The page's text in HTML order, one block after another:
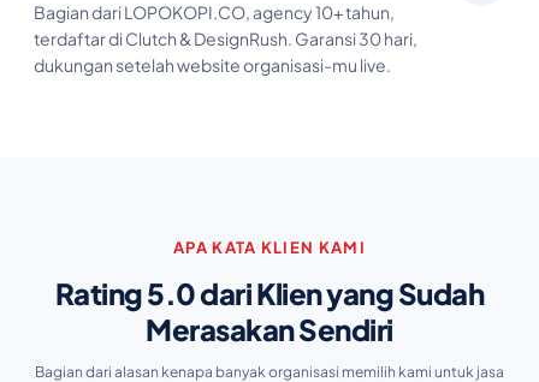
Bagian dari LOPOKOPI.CO, agency 10+ tahun,
terdaftar di Clutch & DesignRush. Garansi 30 hari,
dukungan setelah website organisasi-mu live.
APA KATA KLIEN KAMI
Rating 5.0 dari Klien yang Sudah
Merasakan Sendiri
Bagian dari alasan kenapa banyak organisasi memilih kami untuk jasa